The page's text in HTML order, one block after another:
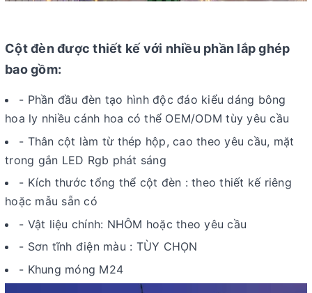
Cột đèn được thiết kế với nhiều phần lắp ghép
bao gồm:
- Phần đầu đèn tạo hình độc đáo kiểu dáng bông
hoa ly nhiều cánh hoa có thể OEM/ODM tùy yêu cầu
- Thân cột làm từ thép hộp, cao theo yêu cầu, mặt
trong gắn LED Rgb phát sáng
- Kích thước tổng thể cột đèn : theo thiết kế riêng
hoặc mẫu sẵn có
- Vật liệu chính: NHÔM hoặc theo yêu cầu
- Sơn tĩnh điện màu : TÙY CHỌN
- Khung móng M24